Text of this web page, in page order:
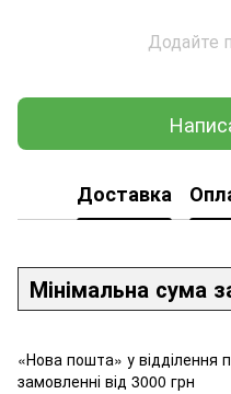
Додайте
Доставка
Мінімальна сума
«Нова пошта» у відділення
замовленні від 3000 грн